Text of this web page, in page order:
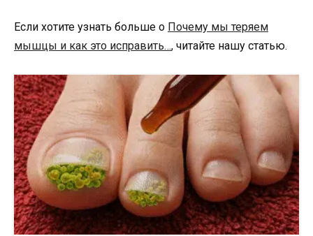
Если хотите узнать больше о Почему мы теряем
мышцы и как это исправить…, читайте нашу статью.